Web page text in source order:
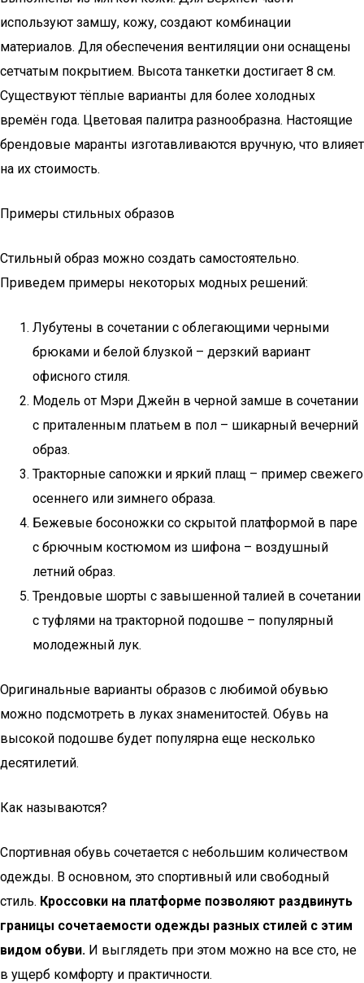
используют замшу, кожу, создают комбинации
материалов. Для обеспечения вентиляции они оснащены
сетчатым покрытием. Высота танкетки достигает 8 см.
Существуют тёплые варианты для более холодных
времён года. Цветовая палитра разнообразна. Настоящие
брендовые маранты изготавливаются вручную, что влияет
на их стоимость.
Примеры стильных образов
Стильный образ можно создать самостоятельно.
Приведем примеры некоторых модных решений:
Лубутены в сочетании с облегающими черными
брюками и белой блузкой – дерзкий вариант
офисного стиля.
Модель от Мэри Джейн в черной замше в сочетании
с приталенным платьем в пол – шикарный вечерний
образ.
Тракторные сапожки и яркий плащ – пример свежего
осеннего или зимнего образа.
Бежевые босоножки со скрытой платформой в паре
с брючным костюмом из шифона – воздушный
летний образ.
Трендовые шорты с завышенной талией в сочетании
с туфлями на тракторной подошве – популярный
молодежный лук.
Оригинальные варианты образов с любимой обувью
можно подсмотреть в луках знаменитостей. Обувь на
высокой подошве будет популярна еще несколько
десятилетий.
Как называются?
Спортивная обувь сочетается с небольшим количеством
одежды. В основном, это спортивный или свободный
стиль. Кроссовки на платформе позволяют раздвинуть
границы сочетаемости одежды разных стилей с этим
видом обуви. И выглядеть при этом можно на все сто, не
в ущерб комфорту и практичности.